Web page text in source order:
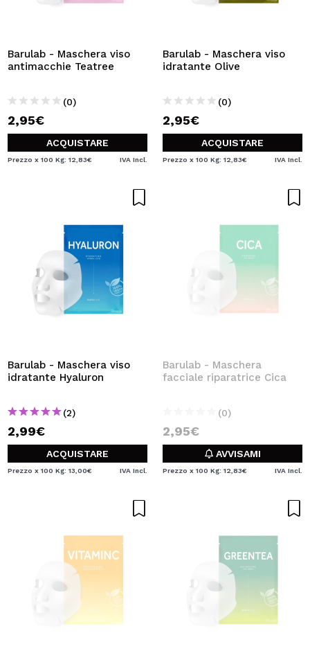
Barulab - Maschera viso
antimacchie Teatree
(0)
2,95€
ACQUISTARE
Prezzo x 100 Kg: 12,83€ IVA Incl.
Barulab - Maschera viso
idratante Olive
(0)
2,95€
ACQUISTARE
Prezzo x 100 Kg: 12,83€ IVA Incl.
Barulab - Maschera viso
idratante Hyaluron
(2)
2,99€
ACQUISTARE
Prezzo x 100 Kg: 13,00€ IVA Incl.
Barulab - Maschera
facciale riparatrice Cica
(0)
2,95€
AVVISAMI
Prezzo x 100 Kg: 12,83€ IVA Incl.